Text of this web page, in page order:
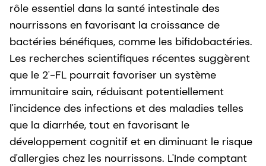
rôle essentiel dans la santé intestinale des
nourrissons en favorisant la croissance de
bactéries bénéfiques, comme les bifidobactéries.
Les recherches scientifiques récentes suggèrent
que le 2'-FL pourrait favoriser un système
immunitaire sain, réduisant potentiellement
l'incidence des infections et des maladies telles
que la diarrhée, tout en favorisant le
développement cognitif et en diminuant le risque
d'allergies chez les nourrissons. L'Inde comptant